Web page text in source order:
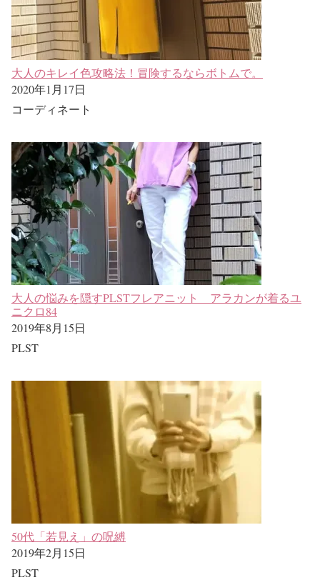
大人のキレイ色攻略法！冒険するならボトムで。
2020年1月17日
コーディネート
大人の悩みを隠すPLSTフレアニット アラカンが着るユ
ニクロ84
2019年8月15日
PLST
50代「若見え」の呪縛
2019年2月15日
PLST